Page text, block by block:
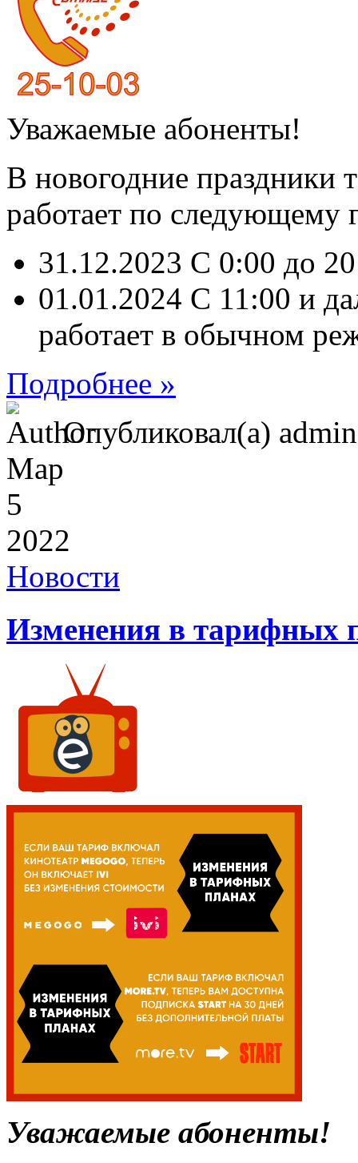
Уважаемые абоненты!
В новогодние праздники
работает по следующему
31.12.2023 С 0:00 до
01.01.2024 C 11:00 и
работает в обычном
Подробнее »
Опубликовал(а)
Мар
5
2022
Новости
Изменения в тарифных
Уважаемые абоненты!